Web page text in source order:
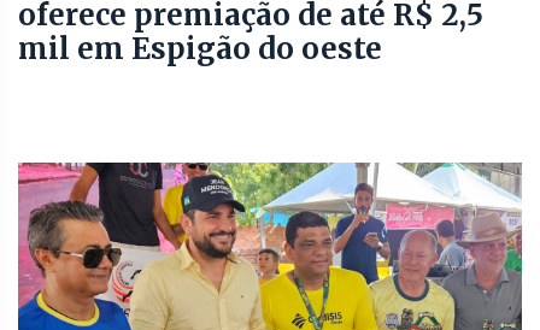
oferece premiação de até R$ 2,5
mil em Espigão do oeste